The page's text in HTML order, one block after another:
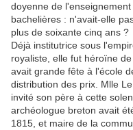
doyenne de
bachelières : n'avait-elle
plus de soixante cinq ans ?
Déjà institutrice sous
royaliste, elle fut héroïne
avait grande fête à l'école
distribution des prix. Mlle
invité son père à cette
archéologue breton avait
1815, et maire de la